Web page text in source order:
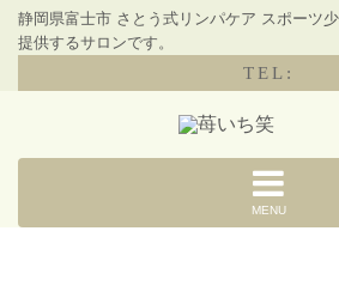
静岡県富士市 さとう式リンパケア スポーツ
提供するサロンです。
TEL:
MENU